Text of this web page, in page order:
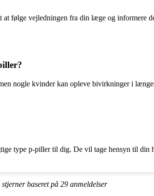
følge vejledningen fra din læge og informere
nogle kvinder kan opleve bivirkninger i
type p-piller til dig. De vil tage hensyn til
stjerner baseret på 29 anmeldelser